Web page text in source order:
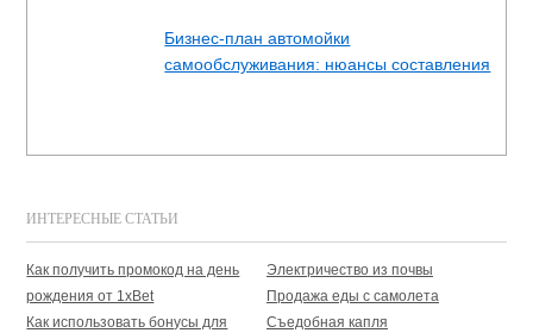
Бизнес-план автомойки
самообслуживания: нюансы составления
ИНТЕРЕСНЫЕ СТАТЬИ
Как получить промокод на день
рождения от 1xBet
Как использовать бонусы для
Электричество из почвы
Продажа еды с самолета
Съедобная капля